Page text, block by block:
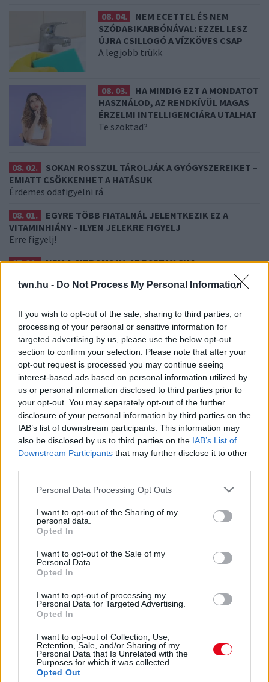
twn.hu - Do Not Process My Personal Information
If you wish to opt-out of the sale, sharing to third parties, or
processing of your personal or sensitive information for
targeted advertising by us, please use the below opt-out
section to confirm your selection. Please note that after your
opt-out request is processed you may continue seeing
interest-based ads based on personal information utilized by
us or personal information disclosed to third parties prior to
your opt-out. You may separately opt-out of the further
disclosure of your personal information by third parties on the
IAB’s list of downstream participants. This information may
also be disclosed by us to third parties on the IAB’s List of
Downstream Participants that may further disclose it to other
Please note that this website/app uses one or more Google
not limited to your visit or usage behaviour. You may click to
grant or deny consent to Google and its third-party tags to
use your data for below specified purposes in below Google
consent section.
Personal Data Processing Opt Outs
I want to opt-out of the Sharing of my
personal data.
Opted In
I want to opt-out of the Sale of my
Personal Data.
Opted In
I want to opt-out of processing my
Personal Data for Targeted Advertising.
Opted In
I want to opt-out of Collection, Use,
Retention, Sale, and/or Sharing of my
Personal Data that Is Unrelated with the
Purposes for which it was collected.
Opted Out
08. 04.
NEM ECETTEL ÉS NEM
SZÓDABIKARBÓNÁVAL: EZZEL LESZ
ÚJRA CSILLOGÓ A VÍZKÖVES CSAP
A legjobb trükk
08. 03.
HA MINDIG EZT A MONDATOT
HASZNÁLOD, AZ RENDKÍVÜL MAGAS
ÉRZELMI INTELLIGENCIÁRA UTALHAT
Te szoktad?
08. 02.
SOKAN ROSSZUL TÁROLJÁK A GYÓGYSZEREIKET –
EMIATT CSÖKKENHET A HATÁSUK
Érdemes odafigyelni rá
08. 01.
EGYRE TÖBB FIATALNÁL JELENTKEZIK EZ A
VITAMINHIÁNY – ILYEN JELEKRE FIGYELJ
Erre figyelj!
07. 31.
NEM A CITROMSAV, AZ ECET VAGY A
SZÓDABIKARBÓNA A LEGERŐSEBB: EZT HASZNÁLJÁK A
SZÁLLODÁKBAN A VÍZKŐ ELLEN
07. 31.
HAGYD A SÓT: EGY CSIPET EBBŐL A FŐZŐVÍZBE,
ÉS SOKKAL FINOMABB LESZ A FŐTT KRUMPLI
Titkos hozzávaló
24 ÓRA TOVÁBBI HÍREI
24 óra
söpörd a szőnyeg alá